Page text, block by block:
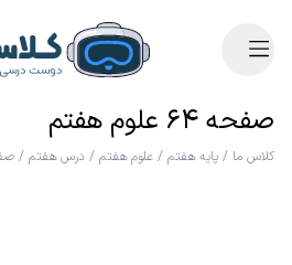
صفحه ۶۴ علوم هفتم
کلاس ما / پایه هفتم / علوم هفتم / درس هفتم /